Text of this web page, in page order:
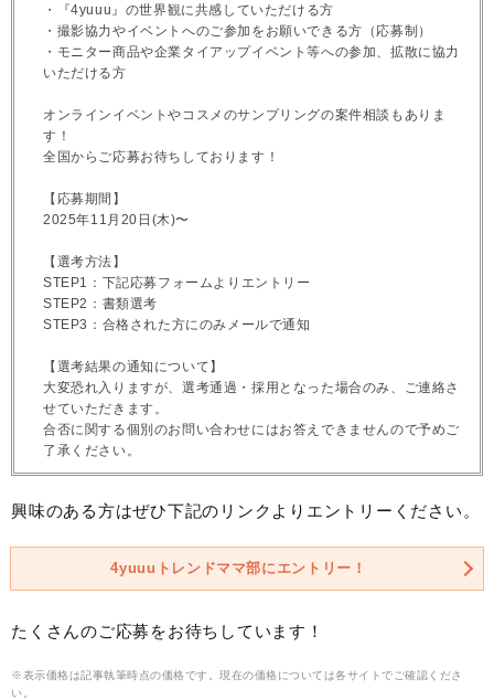
・『4yuuu』の世界観に共感していただける方
・撮影協力やイベントへのご参加をお願いできる方（応募制）
・モニター商品や企業タイアップイベント等への参加、拡散に協力
いただける方
オンラインイベントやコスメのサンプリングの案件相談もありま
す！
全国からご応募お待ちしております！
【応募期間】
2025年11月20日(木)〜
【選考方法】
STEP1：下記応募フォームよりエントリー
STEP2：書類選考
STEP3：合格された方にのみメールで通知
【選考結果の通知について】
大変恐れ入りますが、選考通過・採用となった場合のみ、ご連絡さ
せていただきます。
合否に関する個別のお問い合わせにはお答えできませんので予めご
了承ください。
興味のある方はぜひ下記のリンクよりエントリーください。
4yuuuトレンドママ部にエントリー！
たくさんのご応募をお待ちしています！
※表示価格は記事執筆時点の価格です。現在の価格については各サイトでご確認くださ
い。